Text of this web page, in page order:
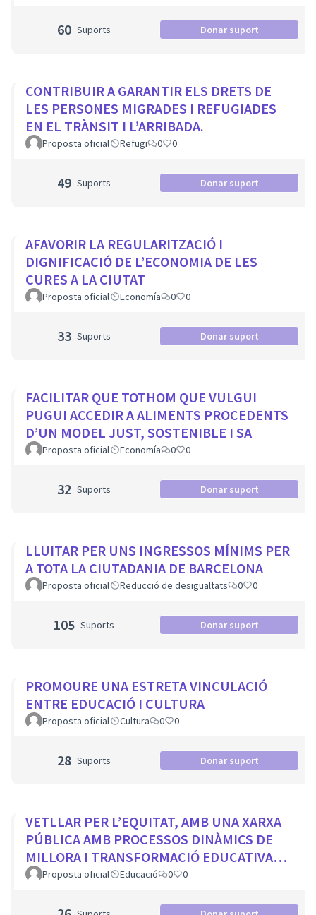
60 Suports Donar suport
CONTRIBUIR A GARANTIR ELS DRETS DE
LES PERSONES MIGRADES I REFUGIADES
EN EL TRÀNSIT I L’ARRIBADA.
Proposta oficial Refugi 0 0
49 Suports Donar suport
AFAVORIR LA REGULARITZACIÓ I
DIGNIFICACIÓ DE L’ECONOMIA DE LES
CURES A LA CIUTAT
Proposta oficial Economía 0 0
33 Suports Donar suport
FACILITAR QUE TOTHOM QUE VULGUI
PUGUI ACCEDIR A ALIMENTS PROCEDENTS
D’UN MODEL JUST, SOSTENIBLE I SA
Proposta oficial Economía 0 0
32 Suports Donar suport
LLUITAR PER UNS INGRESSOS MÍNIMS PER
A TOTA LA CIUTADANIA DE BARCELONA
Proposta oficial Reducció de desigualtats 0 0
105 Suports Donar suport
PROMOURE UNA ESTRETA VINCULACIÓ
ENTRE EDUCACIÓ I CULTURA
Proposta oficial Cultura 0 0
28 Suports Donar suport
VETLLAR PER L’EQUITAT, AMB UNA XARXA
PÚBLICA AMB PROCESSOS DINÀMICS DE
MILLORA I TRANSFORMACIÓ EDUCATIVA
PER A TOTS ELS CENTRES DE LA CIUTAT
Proposta oficial Educació 0 0